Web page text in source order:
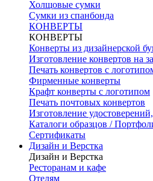
Холщовые сумки
Сумки из спанбонда
КОНВЕРТЫ
КОНВЕРТЫ
Конверты из дизайнерской
Изготовление конвертов на
Печать конвертов с
Фирменные конверты
Крафт конверты с логотипом
Печать почтовых конвертов
Изготовление
Каталоги образцов /
Сертификаты
Дизайн и Верстка
Дизайн и Верстка
Ресторанам и кафе
Отелям